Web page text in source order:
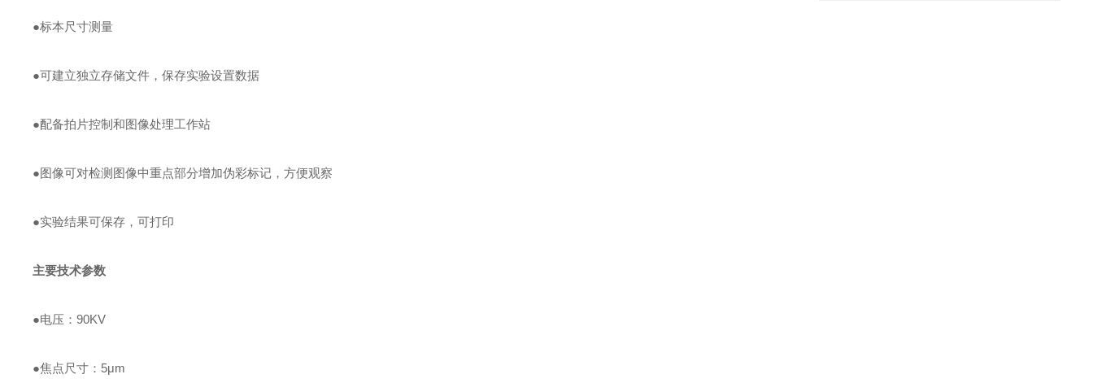
●标本尺寸测量
●可建立独立存储文件，保存实验设置数据
●配备拍片控制和图像处理工作站
●图像可对检测图像中重点部分增加伪彩标记，方便观察
●实验结果可保存，可打印
主要技术参数
●电压：90KV
●焦点尺寸：5μm